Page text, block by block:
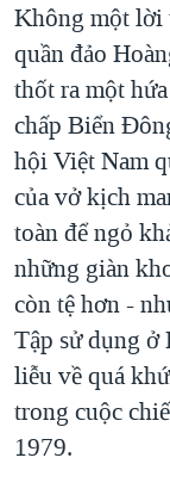
Không một lời
quần đảo
thốt ra một
chấp Biển
hội Việt Nam
của vở kịch
toàn để ngỏ
những giàn
còn tệ hơn -
Tập sử dụng
liễu về quá
trong cuộc
1979.